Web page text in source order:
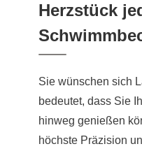
Herzstück
Sie wünschen sich
bedeutet, dass Sie
hinweg genießen
höchste Präzision